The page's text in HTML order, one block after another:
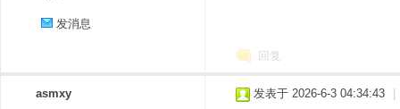
发消息
回复
asmxy 发表于 2026-6-3 04:34:43